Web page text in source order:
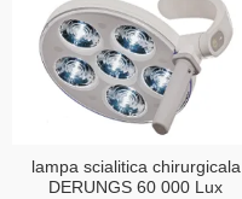
lampa scialitica chirurgicala
DERUNGS 60 000 Lux